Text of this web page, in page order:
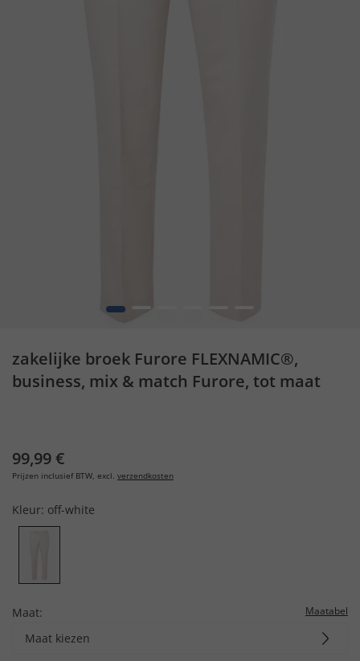
1 2
zakelijke broek Furore FLEXNAMIC®,
business, mix & match Furore, tot maat
99,99 €
Prijzen inclusief BTW, excl. verzendkosten
Kleur: off-white
Maat: Maatabel
Maat kiezen